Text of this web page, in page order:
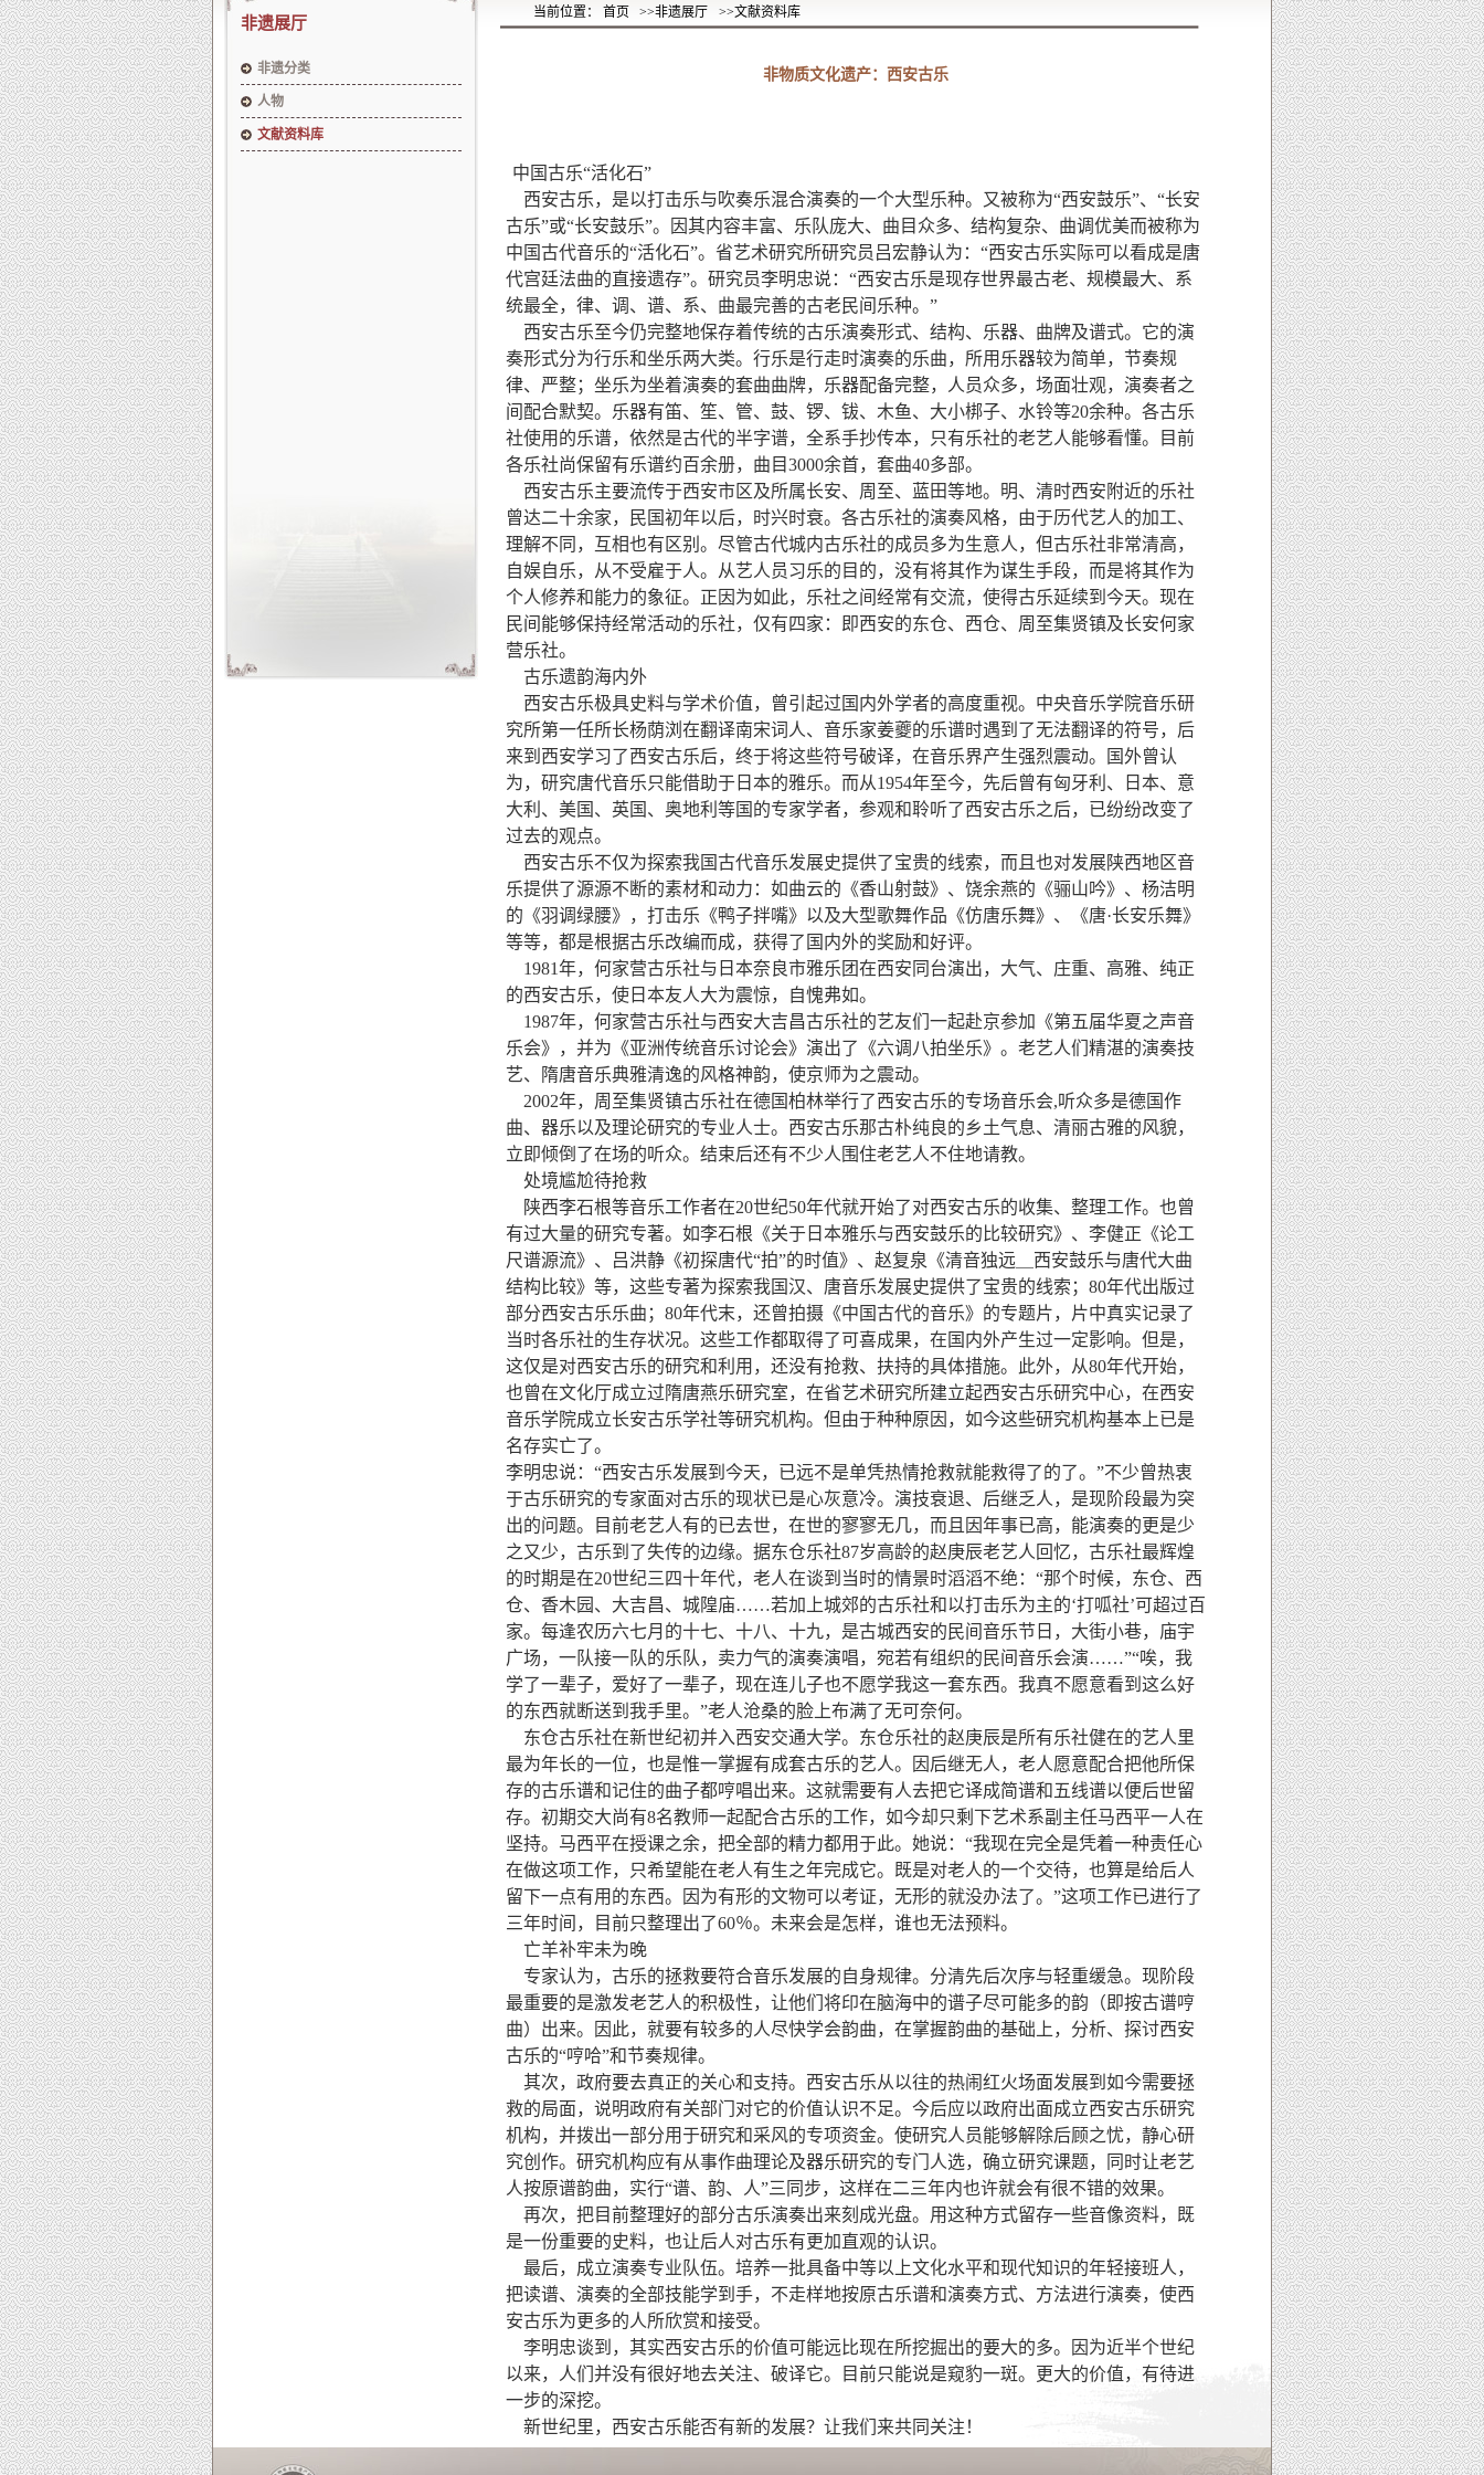
当前位置： 首页 >>非遗展厅 >>文献资料库
非遗展厅
非遗分类
人物
文献资料库
非物质文化遗产：西安古乐
中国古乐“活化石”
西安古乐，是以打击乐与吹奏乐混合演奏的一个大型乐种。又被称为“西安鼓乐”、“长安
古乐”或“长安鼓乐”。因其内容丰富、乐队庞大、曲目众多、结构复杂、曲调优美而被称为
中国古代音乐的“活化石”。省艺术研究所研究员吕宏静认为：“西安古乐实际可以看成是唐
代宫廷法曲的直接遗存”。研究员李明忠说：“西安古乐是现存世界最古老、规模最大、系
统最全，律、调、谱、系、曲最完善的古老民间乐种。”
西安古乐至今仍完整地保存着传统的古乐演奏形式、结构、乐器、曲牌及谱式。它的演
奏形式分为行乐和坐乐两大类。行乐是行走时演奏的乐曲，所用乐器较为简单，节奏规
律、严整；坐乐为坐着演奏的套曲曲牌，乐器配备完整，人员众多，场面壮观，演奏者之
间配合默契。乐器有笛、笙、管、鼓、锣、钹、木鱼、大小梆子、水铃等20余种。各古乐
社使用的乐谱，依然是古代的半字谱，全系手抄传本，只有乐社的老艺人能够看懂。目前
各乐社尚保留有乐谱约百余册，曲目3000余首，套曲40多部。
西安古乐主要流传于西安市区及所属长安、周至、蓝田等地。明、清时西安附近的乐社
曾达二十余家，民国初年以后，时兴时衰。各古乐社的演奏风格，由于历代艺人的加工、
理解不同，互相也有区别。尽管古代城内古乐社的成员多为生意人，但古乐社非常清高，
自娱自乐，从不受雇于人。从艺人员习乐的目的，没有将其作为谋生手段，而是将其作为
个人修养和能力的象征。正因为如此，乐社之间经常有交流，使得古乐延续到今天。现在
民间能够保持经常活动的乐社，仅有四家：即西安的东仓、西仓、周至集贤镇及长安何家
营乐社。
古乐遗韵海内外
西安古乐极具史料与学术价值，曾引起过国内外学者的高度重视。中央音乐学院音乐研
究所第一任所长杨荫浏在翻译南宋词人、音乐家姜夔的乐谱时遇到了无法翻译的符号，后
来到西安学习了西安古乐后，终于将这些符号破译，在音乐界产生强烈震动。国外曾认
为，研究唐代音乐只能借助于日本的雅乐。而从1954年至今，先后曾有匈牙利、日本、意
大利、美国、英国、奥地利等国的专家学者，参观和聆听了西安古乐之后，已纷纷改变了
过去的观点。
西安古乐不仅为探索我国古代音乐发展史提供了宝贵的线索，而且也对发展陕西地区音
乐提供了源源不断的素材和动力：如曲云的《香山射鼓》、饶余燕的《骊山吟》、杨洁明
的《羽调绿腰》，打击乐《鸭子拌嘴》以及大型歌舞作品《仿唐乐舞》、《唐·长安乐舞》
等等，都是根据古乐改编而成，获得了国内外的奖励和好评。
1981年，何家营古乐社与日本奈良市雅乐团在西安同台演出，大气、庄重、高雅、纯正
的西安古乐，使日本友人大为震惊，自愧弗如。
1987年，何家营古乐社与西安大吉昌古乐社的艺友们一起赴京参加《第五届华夏之声音
乐会》，并为《亚洲传统音乐讨论会》演出了《六调八拍坐乐》。老艺人们精湛的演奏技
艺、隋唐音乐典雅清逸的风格神韵，使京师为之震动。
2002年，周至集贤镇古乐社在德国柏林举行了西安古乐的专场音乐会,听众多是德国作
曲、器乐以及理论研究的专业人士。西安古乐那古朴纯良的乡土气息、清丽古雅的风貌，
立即倾倒了在场的听众。结束后还有不少人围住老艺人不住地请教。
处境尴尬待抢救
陕西李石根等音乐工作者在20世纪50年代就开始了对西安古乐的收集、整理工作。也曾
有过大量的研究专著。如李石根《关于日本雅乐与西安鼓乐的比较研究》、李健正《论工
尺谱源流》、吕洪静《初探唐代“拍”的时值》、赵复泉《清音独远＿西安鼓乐与唐代大曲
结构比较》等，这些专著为探索我国汉、唐音乐发展史提供了宝贵的线索；80年代出版过
部分西安古乐乐曲；80年代末，还曾拍摄《中国古代的音乐》的专题片，片中真实记录了
当时各乐社的生存状况。这些工作都取得了可喜成果，在国内外产生过一定影响。但是，
这仅是对西安古乐的研究和利用，还没有抢救、扶持的具体措施。此外，从80年代开始，
也曾在文化厅成立过隋唐燕乐研究室，在省艺术研究所建立起西安古乐研究中心，在西安
音乐学院成立长安古乐学社等研究机构。但由于种种原因，如今这些研究机构基本上已是
名存实亡了。
李明忠说：“西安古乐发展到今天，已远不是单凭热情抢救就能救得了的了。”不少曾热衷
于古乐研究的专家面对古乐的现状已是心灰意冷。演技衰退、后继乏人，是现阶段最为突
出的问题。目前老艺人有的已去世，在世的寥寥无几，而且因年事已高，能演奏的更是少
之又少，古乐到了失传的边缘。据东仓乐社87岁高龄的赵庚辰老艺人回忆，古乐社最辉煌
的时期是在20世纪三四十年代，老人在谈到当时的情景时滔滔不绝：“那个时候，东仓、西
仓、香木园、大吉昌、城隍庙……若加上城郊的古乐社和以打击乐为主的‘打呱社’可超过百
家。每逢农历六七月的十七、十八、十九，是古城西安的民间音乐节日，大街小巷，庙宇
广场，一队接一队的乐队，卖力气的演奏演唱，宛若有组织的民间音乐会演……”“唉，我
学了一辈子，爱好了一辈子，现在连儿子也不愿学我这一套东西。我真不愿意看到这么好
的东西就断送到我手里。”老人沧桑的脸上布满了无可奈何。
东仓古乐社在新世纪初并入西安交通大学。东仓乐社的赵庚辰是所有乐社健在的艺人里
最为年长的一位，也是惟一掌握有成套古乐的艺人。因后继无人，老人愿意配合把他所保
存的古乐谱和记住的曲子都哼唱出来。这就需要有人去把它译成简谱和五线谱以便后世留
存。初期交大尚有8名教师一起配合古乐的工作，如今却只剩下艺术系副主任马西平一人在
坚持。马西平在授课之余，把全部的精力都用于此。她说：“我现在完全是凭着一种责任心
在做这项工作，只希望能在老人有生之年完成它。既是对老人的一个交待，也算是给后人
留下一点有用的东西。因为有形的文物可以考证，无形的就没办法了。”这项工作已进行了
三年时间，目前只整理出了60％。未来会是怎样，谁也无法预料。
亡羊补牢未为晚
专家认为，古乐的拯救要符合音乐发展的自身规律。分清先后次序与轻重缓急。现阶段
最重要的是激发老艺人的积极性，让他们将印在脑海中的谱子尽可能多的韵（即按古谱哼
曲）出来。因此，就要有较多的人尽快学会韵曲，在掌握韵曲的基础上，分析、探讨西安
古乐的“哼哈”和节奏规律。
其次，政府要去真正的关心和支持。西安古乐从以往的热闹红火场面发展到如今需要拯
救的局面，说明政府有关部门对它的价值认识不足。今后应以政府出面成立西安古乐研究
机构，并拨出一部分用于研究和采风的专项资金。使研究人员能够解除后顾之忧，静心研
究创作。研究机构应有从事作曲理论及器乐研究的专门人选，确立研究课题，同时让老艺
人按原谱韵曲，实行“谱、韵、人”三同步，这样在二三年内也许就会有很不错的效果。
再次，把目前整理好的部分古乐演奏出来刻成光盘。用这种方式留存一些音像资料，既
是一份重要的史料，也让后人对古乐有更加直观的认识。
最后，成立演奏专业队伍。培养一批具备中等以上文化水平和现代知识的年轻接班人，
把读谱、演奏的全部技能学到手，不走样地按原古乐谱和演奏方式、方法进行演奏，使西
安古乐为更多的人所欣赏和接受。
李明忠谈到，其实西安古乐的价值可能远比现在所挖掘出的要大的多。因为近半个世纪
以来，人们并没有很好地去关注、破译它。目前只能说是窥豹一斑。更大的价值，有待进
一步的深挖。
新世纪里，西安古乐能否有新的发展？让我们来共同关注！